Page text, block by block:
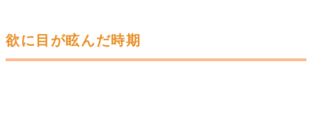
欲に目が眩んだ時期